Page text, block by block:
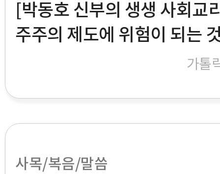
[박동호 신부의 생생 사회교
주주의 제도에 위험이 되는
가톨
사목/복음/말씀